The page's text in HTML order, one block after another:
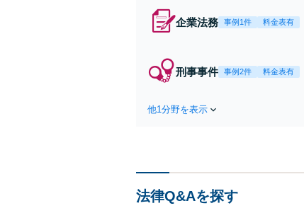
企業法務 事例1件 料金表有
刑事事件 事例2件 料金表有
他1分野を表示
法律Q&Aを探す